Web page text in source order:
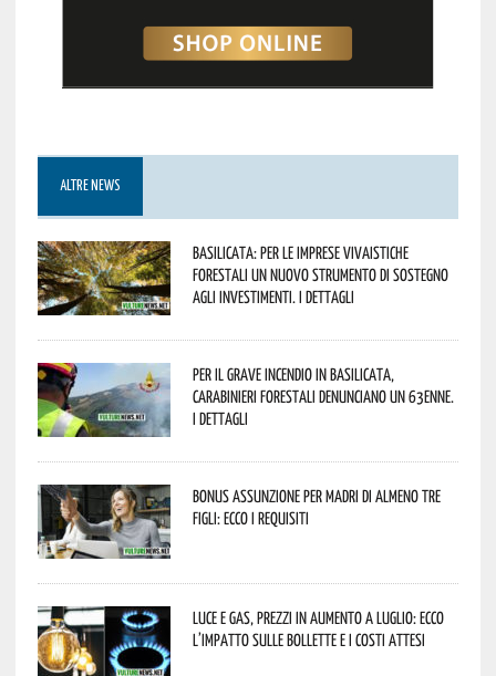
ALTRE NEWS
Basilicata: per le imprese vivaistiche
forestali un nuovo strumento di sostegno
agli investimenti. I dettagli
Per il grave incendio in Basilicata,
Carabinieri forestali denunciano un 63enne.
I dettagli
Bonus assunzione per madri di almeno tre
figli: ecco i requisiti
Luce e gas, prezzi in aumento a luglio: ecco
l’impatto sulle bollette e i costi attesi